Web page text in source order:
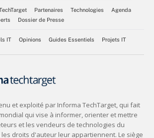
Partenaires Technologies
Agenda
Dossier de Presse
IT Opinions Guides Essentiels Projets IT